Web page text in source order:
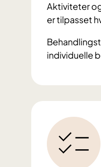
Aktiviteter
er tilpasset
individuelle